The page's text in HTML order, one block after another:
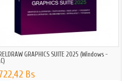
GRAPHICS SUITE 2025 (Windows -
Bs